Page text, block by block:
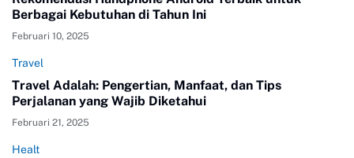
Berbagai Kebutuhan di Tahun Ini
Februari 10, 2025
Travel
Travel Adalah: Pengertian, Manfaat, dan Tips
Perjalanan yang Wajib Diketahui
Februari 21, 2025
Healt